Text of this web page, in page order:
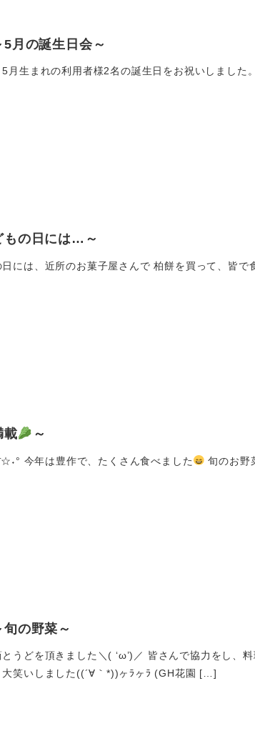
5月の誕生日会～
月生まれの利用者様2名の誕生日をお祝いしました。
もの日には…～
には、近所のお菓子屋さんで 柏餅を買って、皆
載 ～
今年は豊作で、たくさん食べました 旬のお野
旬の野菜～
うどを頂きました＼( ‘ω’)／ 皆さんで協力をし、
大笑いしました((´∀｀*))ヶﾗヶﾗ (GH花園 […]